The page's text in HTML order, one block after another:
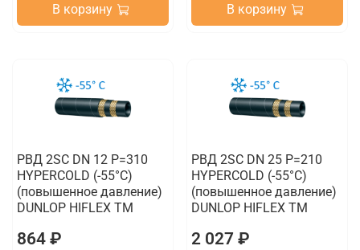
В корзину В корзину
РВД 2SC DN 12 P=310
HYPERCOLD (-55°C)
(повышенное давление)
DUNLOP HIFLEX TM
864 ₽
РВД 2SC DN 25 P=210
HYPERCOLD (-55°C)
(повышенное давление)
DUNLOP HIFLEX TM
2 027 ₽